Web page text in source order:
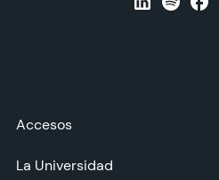
Accesos
La Universidad